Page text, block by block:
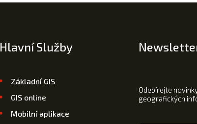
Hlavní Služby
Základní GIS
GIS online
Mobilní aplikace
Odebírejte
geografických